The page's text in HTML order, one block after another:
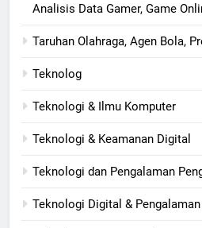
Analisis Data Gamer, Game
Taruhan Olahraga, Agen Bola,
Teknolog
Teknologi & Ilmu Komputer
Teknologi & Keamanan Digital
Teknologi dan Pengalaman
Teknologi Digital &